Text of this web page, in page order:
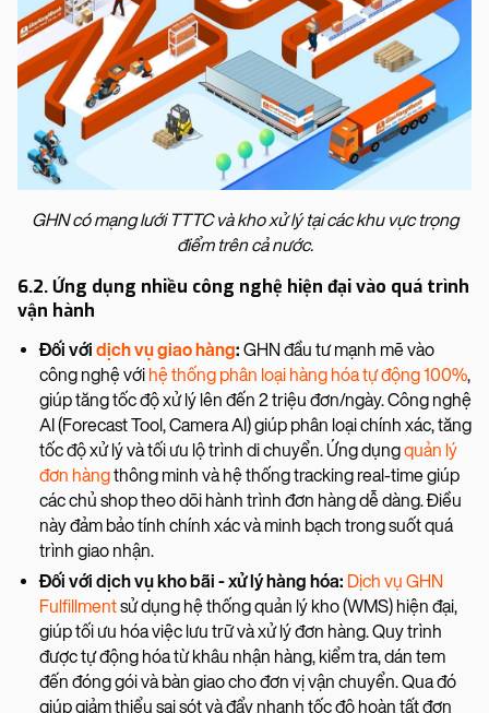
GHN có mạng lưới TTTC và kho xử lý tại các khu vực trọng
điểm trên cả nước.
6.2. Ứng dụng nhiều công nghệ hiện đại vào quá trình
vận hành
Đối với dịch vụ giao hàng: GHN đầu tư mạnh mẽ vào
công nghệ với hệ thống phân loại hàng hóa tự động 100%,
giúp tăng tốc độ xử lý lên đến 2 triệu đơn/ngày. Công nghệ
AI (Forecast Tool, Camera AI) giúp phân loại chính xác, tăng
tốc độ xử lý và tối ưu lộ trình di chuyển. Ứng dụngquản lý
đơn hàngthông minh và hệ thống tracking real-time giúp
các chủ shop theo dõi hành trình đơn hàng dễ dàng. Điều
này đảm bảo tính chính xác và minh bạch trong suốt quá
trình giao nhận.
Đối với dịch vụ kho bãi - xử lý hàng hóa: Dịch vụ GHN
Fulfillmentsử dụng hệ thống quản lý kho (WMS) hiện đại,
giúp tối ưu hóa việc lưu trữ và xử lý đơn hàng. Quy trình
được tự động hóa từ khâu nhận hàng, kiểm tra, dán tem
đến đóng gói và bàn giao cho đơn vị vận chuyển. Qua đó
giúp giảm thiểu sai sót và đẩy nhanh tốc độ hoàn tất đơn